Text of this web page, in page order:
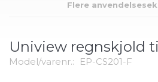
Flere
Uniview regnskjold
Model/varenr.: EP-CS201-F